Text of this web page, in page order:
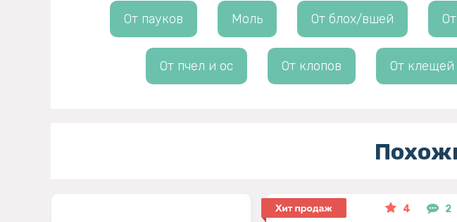
От пауков Моль От блох/вшей
От пчел и ос От клопов От клещей
4 2